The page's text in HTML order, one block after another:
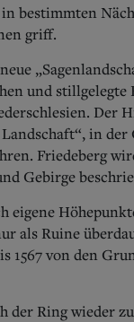
bestimmten
griff.
und
Der
in
Friedeberg
Gebirge
eigene
als Ruine
1567 von den
der Ring wieder